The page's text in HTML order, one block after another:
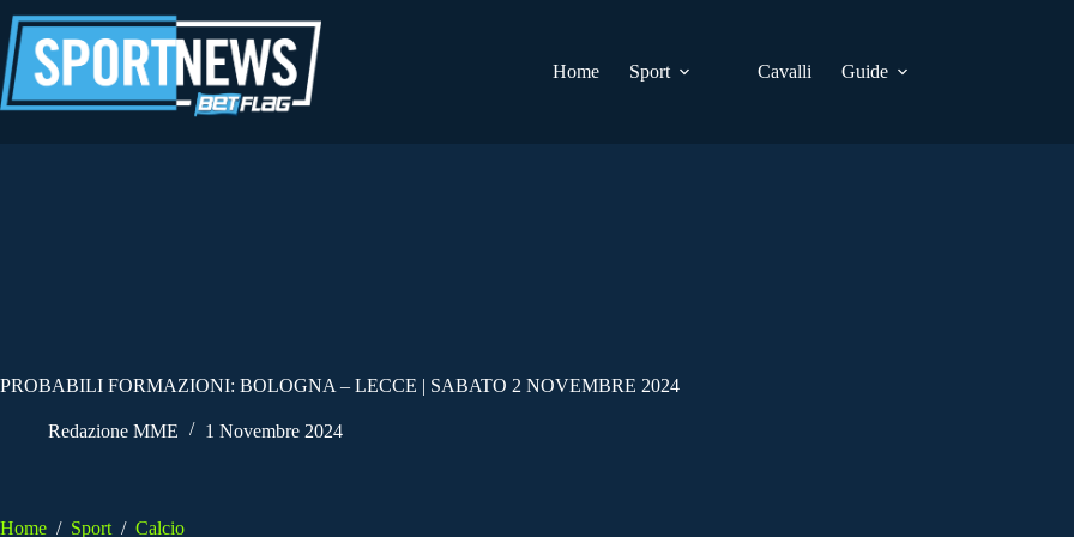
al
contenuto
Home
Sport Cavalli Guide
PROBABILI FORMAZIONI: BOLOGNA – LECCE | SABATO 2 NOVEMBRE 2024
Redazione MME 1 Novembre 2024
Home / Sport / Calcio